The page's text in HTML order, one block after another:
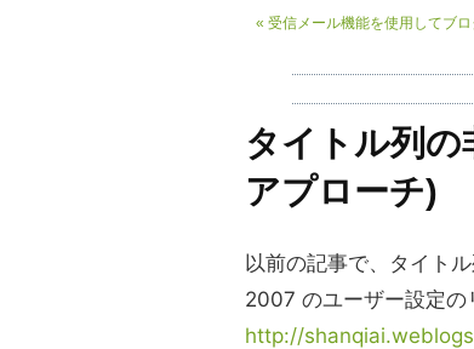
« 受信メール機能を使用してブ
タイトル列
アプローチ)
以前の記事で、タイト
2007 のユーザー設定の
http://